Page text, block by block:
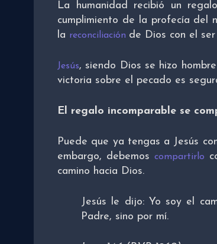
La humanidad recibió un
cumplimiento de la profecía del
la reconciliación de Dios con el ser
Jesús, siendo Dios se hizo
victoria sobre el pecado es
El regalo incomparable se
Puede que ya tengas a Jesús
embargo, debemos compartirlo
camino hacia Dios.
Jesús le dijo: Yo soy el
Padre, sino por mí.